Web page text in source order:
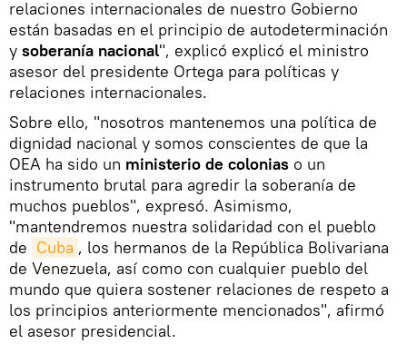
relaciones internacionales de nuestro Gobierno
están basadas en el principio de autodeterminación
y soberanía nacional", explicó explicó el ministro
asesor del presidente Ortega para políticas y
relaciones internacionales.
Sobre ello, "nosotros mantenemos una política de
dignidad nacional y somos conscientes de que la
OEA ha sido un ministerio de colonias o un
instrumento brutal para agredir la soberanía de
muchos pueblos", expresó. Asimismo,
"mantendremos nuestra solidaridad con el pueblo
de Cuba , los hermanos de la República Bolivariana
de Venezuela, así como con cualquier pueblo del
mundo que quiera sostener relaciones de respeto a
los principios anteriormente mencionados", afirmó
el asesor presidencial.